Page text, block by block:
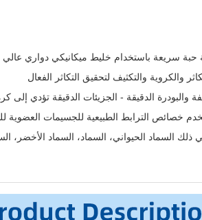
سريعة باستخدام خليط ميكانيكي دواري عالي
والكروية والتكثيف لتحقيق التكاثر الفعال
والبودرة الدقيقة - الجزيئات الدقيقة تؤدي
خصائص الترابط الطبيعية للجسيمات العضوية
ذلك السماد الحيواني، السماد، السماد الأخضر،